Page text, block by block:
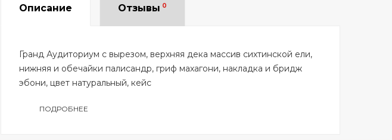
Описание Отзывы 0
Гранд Аудиториум с вырезом, верхняя дека массив сихтинской ели,
нижняя и обечайки палисандр, гриф махагони, накладка и бридж
эбони, цвет натуральный, кейс
ПОДРОБНЕЕ